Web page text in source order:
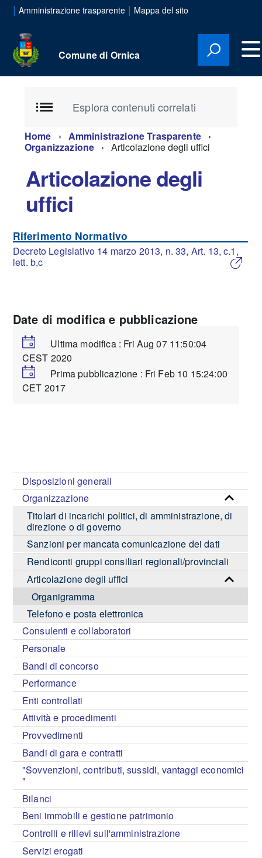
| Amministrazione trasparente | Mappa del sito
Comune di Ornica
Esplora contenuti correlati
Home
Amministrazione Trasparente
Organizzazione
Articolazione degli uffici
Articolazione degli
uffici
Riferimento Normativo
Decreto Legislativo 14 marzo 2013, n. 33, Art. 13, c.1,
lett. b,c
Date di modifica e pubblicazione
Ultima modifica : Fri Aug 07 11:50:04
CEST 2020
Prima pubblicazione : Fri Feb 10 15:24:00
CET 2017
Disposizioni generali
Organizzazione
Titolari di incarichi politici, di amministrazione, di
direzione o di governo
Sanzioni per mancata comunicazione dei dati
Rendiconti gruppi consiliari regionali/provinciali
Articolazione degli uffici
Organigramma
Telefono e posta elettronica
Consulenti e collaboratori
Personale
Bandi di concorso
Performance
Enti controllati
Attività e procedimenti
Provvedimenti
Bandi di gara e contratti
"Sovvenzioni, contributi, sussidi, vantaggi economici
"
Bilanci
Beni immobili e gestione patrimonio
Controlli e rilievi sull'amministrazione
Servizi erogati